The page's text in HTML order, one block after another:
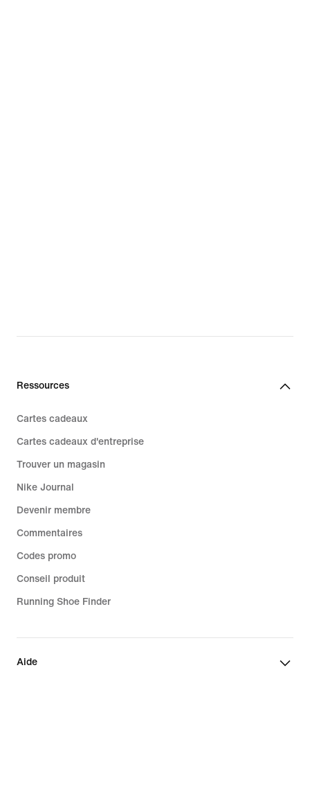
Ressources
Cartes cadeaux
Cartes cadeaux d'entreprise
Trouver un magasin
Nike Journal
Devenir membre
Commentaires
Codes promo
Conseil produit
Running Shoe Finder
Aide